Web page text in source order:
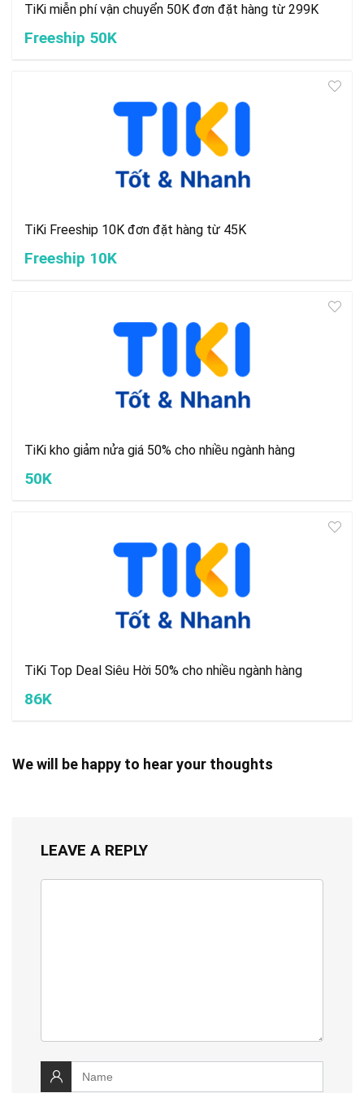
TiKi miễn phí vận chuyển 50K đơn đặt hàng từ 299K
Freeship 50K
TiKi Freeship 10K đơn đặt hàng từ 45K
Freeship 10K
TiKi kho giảm nửa giá 50% cho nhiều ngành hàng
50K
TiKi Top Deal Siêu Hời 50% cho nhiều ngành hàng
86K
We will be happy to hear your thoughts
LEAVE A REPLY